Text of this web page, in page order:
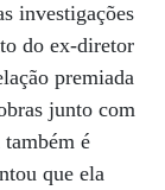
investigações
do ex-diretor
premiada
junto com
é
que ela